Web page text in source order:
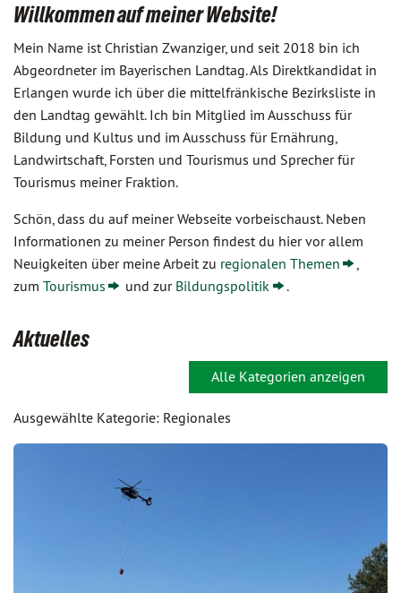
Willkommen auf meiner Website!
Mein Name ist Christian Zwanziger, und seit 2018 bin ich
Abgeordneter im Bayerischen Landtag. Als Direktkandidat in
Erlangen wurde ich über die mittelfränkische Bezirksliste in
den Landtag gewählt. Ich bin Mitglied im Ausschuss für
Bildung und Kultus und im Ausschuss für Ernährung,
Landwirtschaft, Forsten und Tourismus und Sprecher für
Tourismus meiner Fraktion.
Schön, dass du auf meiner Webseite vorbeischaust. Neben
Informationen zu meiner Person findest du hier vor allem
Neuigkeiten über meine Arbeit zu regionalen Themen
zum Tourismus und zur Bildungspolitik .
Aktuelles
Alle Kategorien anzeigen
Ausgewählte Kategorie: Regionales